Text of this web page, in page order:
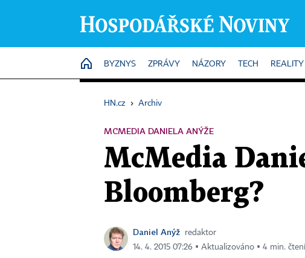
HOME
BYZNYS ZPRÁVY NÁZORY TECH REALITY
HN.cz › Archiv
MCMEDIA DANIELA ANÝŽE
McMedia
Bloomberg?
Daniel Anýž
redaktor
14. 4. 2015 07:26 ▪ Aktualizováno ▪ 4 min. čtení